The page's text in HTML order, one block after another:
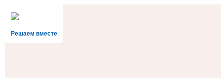
Решаем вместе